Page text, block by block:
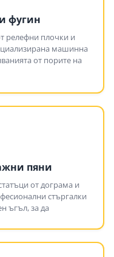
фугин
релефни плочки и
машинна
от порите на
пяни
от дограма и
стъргалки
ъгъл, за да